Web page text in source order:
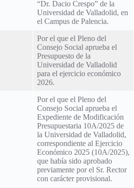
“Dr. Dacio Crespo” de la
Universidad de Valladolid, en
el Campus de Palencia.
Por el que el Pleno del
Consejo Social aprueba el
Presupuesto de la
Universidad de Valladolid
para el ejercicio económico
2026.
Por el que el Pleno del
Consejo Social aprueba el
Expediente de Modificación
Presupuestaria 10A/2025 de
la Universidad de Valladolid,
correspondiente al Ejercicio
Económico 2025 (10A/2025),
que había sido aprobado
previamente por el Sr. Rector
con carácter provisional.